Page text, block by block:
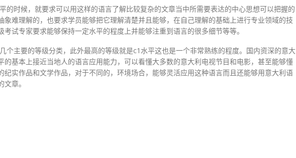
的时候，就要求可以用这样的语言了解比较复杂的文章当中所需要表达的中心思想可以把握的
象难理解的，也要求学员能够把它理解清楚并且能够，在自己理解的基础上进行专业领域的技
试专家要求能够保持一定水平的程度上并能够注重到语言的很多细节等等。
个主要的等级分类，此外最高的等级就是c1水平这也是一个非常熟练的程度。国内资深的意大
的基本上接近当地人的语言应用能力，可以看懂大多数的意大利电视节目和电影，甚至能够懂
纪实作品和文学作品，对于不同的，环境场合，能够灵活应用这种语言而且还能够用意大利语
章。